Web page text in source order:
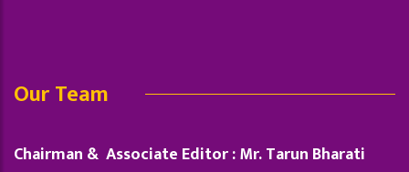
Our Team
Chairman & Associate Editor : Mr. Tarun Bharati